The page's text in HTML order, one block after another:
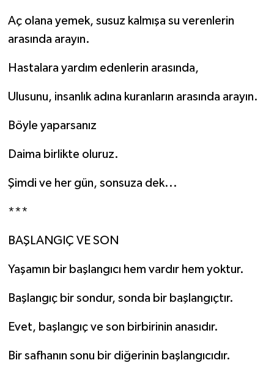
Aç olana yemek, susuz kalmışa su verenlerin
arasında arayın.
Hastalara yardım edenlerin arasında,
Ulusunu, insanlık adına kuranların arasında arayın.
Böyle yaparsanız
Daima birlikte oluruz.
Şimdi ve her gün, sonsuza dek...
***
BAŞLANGIÇ VE SON
Yaşamın bir başlangıcı hem vardır hem yoktur.
Başlangıç bir sondur, sonda bir başlangıçtır.
Evet, başlangıç ve son birbirinin anasıdır.
Bir safhanın sonu bir diğerinin başlangıcıdır.